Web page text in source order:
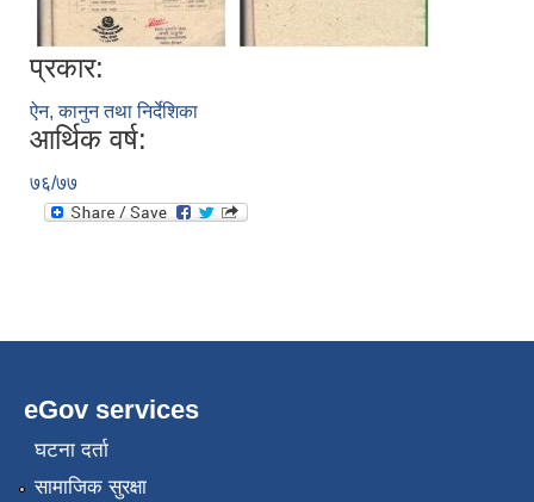
प्रकार:
ऐन, कानुन तथा निर्देशिका
आर्थिक वर्ष:
७६/७७
eGov services
घटना दर्ता
सामाजिक सुरक्षा